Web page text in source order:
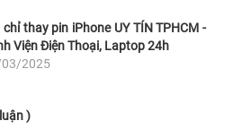
thay pin iPhone UY TÍN TPHCM -
Viện Điện Thoại, Laptop 24h
2025
)